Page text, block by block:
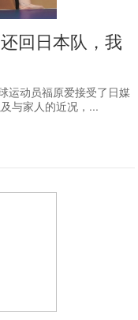
回日本队，我
运动员福原爱接受了日媒
与家人的近况，...